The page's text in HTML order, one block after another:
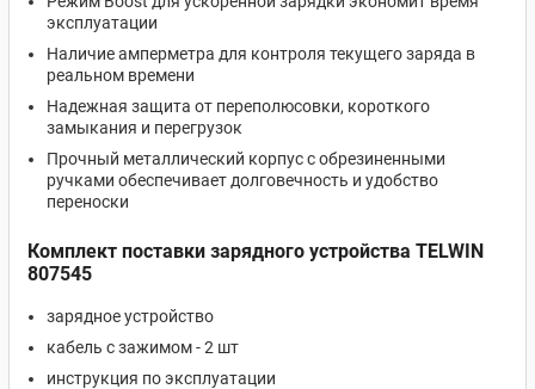
эксплуатации
Наличие амперметра для контроля текущего заряда в
реальном времени
Надежная защита от переполюсовки, короткого
замыкания и перегрузок
Прочный металлический корпус с обрезиненными
ручками обеспечивает долговечность и удобство
переноски
Комплект поставки зарядного устройства TELWIN
807545
зарядное устройство
кабель с зажимом - 2 шт
инструкция по эксплуатации